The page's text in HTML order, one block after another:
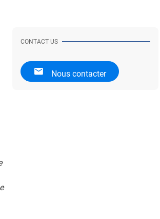
CONTACT US
Nous contacter